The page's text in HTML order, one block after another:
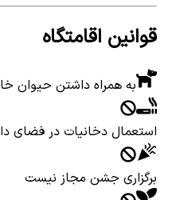
قوانین اقامتگاه
به همراه داشتن حیوان
استعمال دخانیات در فضای
برگزاری جشن مجاز نیست